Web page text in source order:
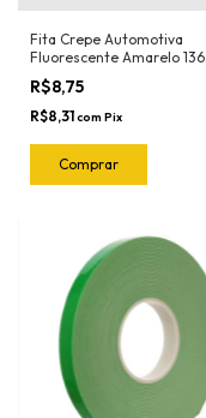
Fita Crepe Automotiva
Fluorescente Amarelo 136
18mmX30mt Nastro
R$8,75
R$8,31com Pix